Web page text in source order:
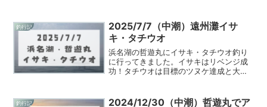
釣行記
2025/7/7（中潮）遠州灘イサ
キ・タチウオ
浜名湖の哲遊丸にイサキ・タチウオ釣り
に行ってきました。イサキはリベンジ成
功！タチウオは目標のツヌケ達成と大満
釣行記
2024/12/30（中潮）哲遊丸でア